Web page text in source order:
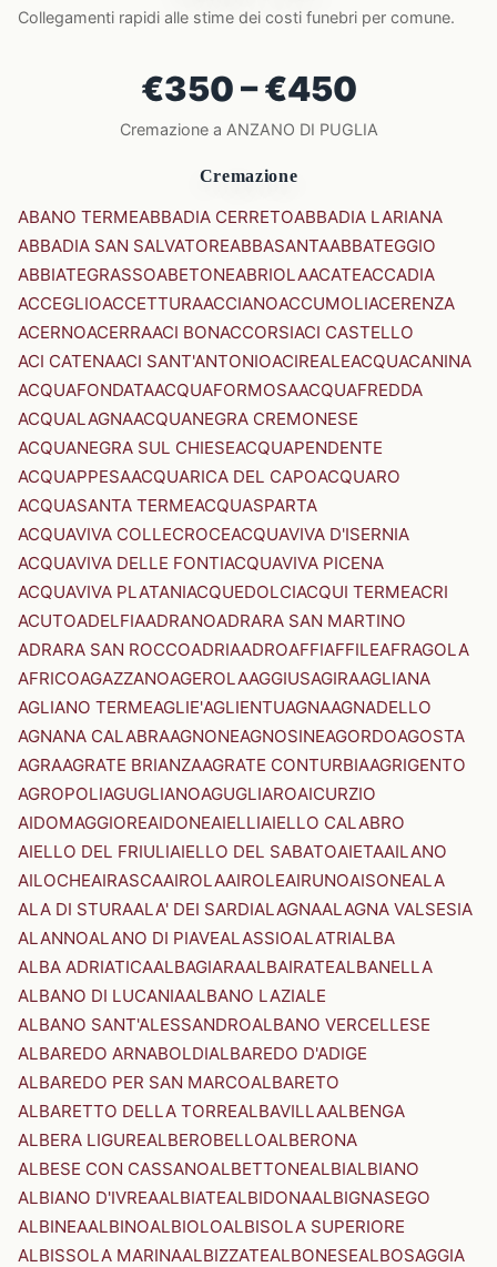
Collegamenti rapidi alle stime dei costi funebri per comune.
€350 – €450
Cremazione a ANZANO DI PUGLIA
Cremazione
ABANO TERMEABBADIA CERRETOABBADIA LARIANA
ABBADIA SAN SALVATOREABBASANTAABBATEGGIO
ABBIATEGRASSOABETONEABRIOLAACATEACCADIA
ACCEGLIOACCETTURAACCIANOACCUMOLIACERENZA
ACERNOACERRAACI BONACCORSIACI CASTELLO
ACI CATENAACI SANT'ANTONIOACIREALEACQUACANINA
ACQUAFONDATAACQUAFORMOSAACQUAFREDDA
ACQUALAGNAACQUANEGRA CREMONESE
ACQUANEGRA SUL CHIESEACQUAPENDENTE
ACQUAPPESAACQUARICA DEL CAPOACQUARO
ACQUASANTA TERMEACQUASPARTA
ACQUAVIVA COLLECROCEACQUAVIVA D'ISERNIA
ACQUAVIVA DELLE FONTIACQUAVIVA PICENA
ACQUAVIVA PLATANIACQUEDOLCIACQUI TERMEACRI
ACUTOADELFIAADRANOADRARA SAN MARTINO
ADRARA SAN ROCCOADRIAADROAFFIAFFILEAFRAGOLA
AFRICOAGAZZANOAGEROLAAGGIUSAGIRAAGLIANA
AGLIANO TERMEAGLIE'AGLIENTUAGNAAGNADELLO
AGNANA CALABRAAGNONEAGNOSINEAGORDOAGOSTA
AGRAAGRATE BRIANZAAGRATE CONTURBIAAGRIGENTO
AGROPOLIAGUGLIANOAGUGLIAROAICURZIO
AIDOMAGGIOREAIDONEAIELLIAIELLO CALABRO
AIELLO DEL FRIULIAIELLO DEL SABATOAIETAAILANO
AILOCHEAIRASCAAIROLAAIROLEAIRUNOAISONEALA
ALA DI STURAALA' DEI SARDIALAGNAALAGNA VALSESIA
ALANNOALANO DI PIAVEALASSIOALATRIALBA
ALBA ADRIATICAALBAGIARAALBAIRATEALBANELLA
ALBANO DI LUCANIAALBANO LAZIALE
ALBANO SANT'ALESSANDROALBANO VERCELLESE
ALBAREDO ARNABOLDIALBAREDO D'ADIGE
ALBAREDO PER SAN MARCOALBARETO
ALBARETTO DELLA TORREALBAVILLAALBENGA
ALBERA LIGUREALBEROBELLOALBERONA
ALBESE CON CASSANOALBETTONEALBIALBIANO
ALBIANO D'IVREAALBIATEALBIDONAALBIGNASEGO
ALBINEAALBINOALBIOLOALBISOLA SUPERIORE
ALBISSOLA MARINAALBIZZATEALBONESEALBOSAGGIA